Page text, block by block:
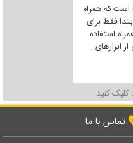
که همراه
فقط برای
استفاده
ابزارهای...
کلیک کنید
تماس با ما